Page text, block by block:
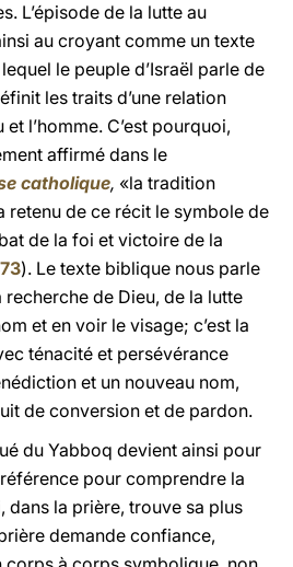
L’épisode de la lutte au
au croyant comme un texte
le peuple d’Israël parle de
les traits d’une relation
l’homme. C’est pourquoi,
affirmé dans le
catholique, «la tradition
retenu de ce récit le symbole de
de la foi et victoire de la
). Le texte biblique nous parle
de Dieu, de la lutte
et en voir le visage; c’est la
ténacité et persévérance
et un nouveau nom,
de conversion et de pardon.
du Yabboq devient ainsi pour
pour comprendre la
dans la prière, trouve sa plus
demande confiance,